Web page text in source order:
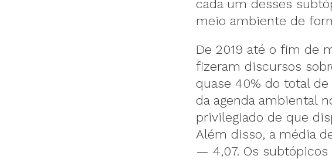
cada um desses
meio ambiente de
De 2019 até o fim de
fizeram discursos
quase 40% do total
da agenda ambiental
privilegiado de que
Além disso, a média
— 4,07. Os subtópicos